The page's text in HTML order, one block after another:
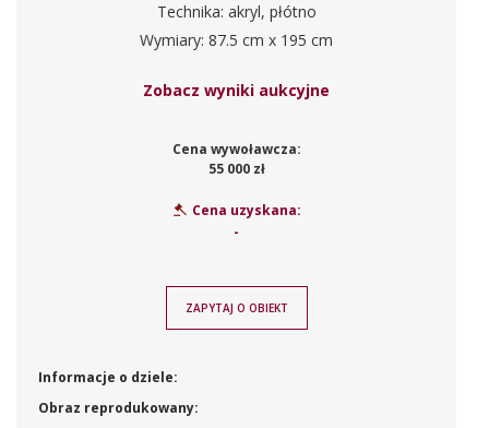
Technika: akryl, płótno
Wymiary: 87.5 cm x 195 cm
Zobacz wyniki aukcyjne
Cena wywoławcza:
55 000 zł
Cena uzyskana:
-
ZAPYTAJ O OBIEKT
Informacje o dziele:
Obraz reprodukowany: